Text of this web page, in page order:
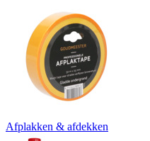
Afplakken & afdekken